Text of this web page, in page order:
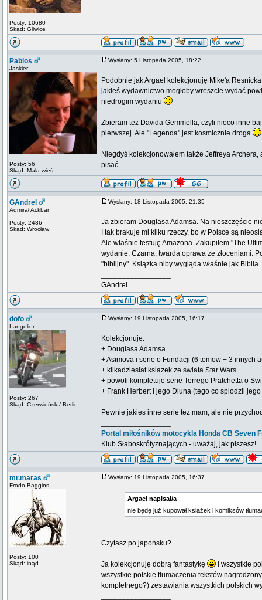
Posty: 10680
Skąd: Gliwice
Pablos
Jaskier
Posty: 56
Skąd: Mała wieś
Wysłany: 5 Listopada 2005, 18:22
Podobnie jak Argael kolekcjonuję Mike'a
jakieś wydawnictwo mogłoby wreszcie wydać
niedrogim wydaniu
Zbieram też Davida Gemmella, czyli nieco inne
pierwszej. Ale "Legenda" jest kosmicznie droga
Niegdyś kolekcjonowałem także Jeffreya
pisać.
GAndrel
Admirał Ackbar
Posty: 2486
Skąd: Wrocław
Wysłany: 18 Listopada 2005, 21:35
Ja zbieram Douglasa Adamsa. Na nieszczęście
I tak brakuje mi kilku rzeczy, bo w Polsce są
Ale właśnie testuję Amazona. Zakupiłem "The
wydanie. Czarna, twarda oprawa ze złoceniami.
"biblijny". Ksiązka niby wygląda właśnie jak
GAndrel
dofo
Langolier
Posty: 267
Skąd: Czerwieńsk / Berlin
Wysłany: 19 Listopada 2005, 16:17
Kolekcjonuje:
+ Douglasa Adamsa
+ Asimova i serie o Fundacji (6 tomow + 3 innych
+ kilkadziesiat ksiazek ze swiata Star Wars
+ powoli kompletuje serie Terrego Pratchetta o
+ Frank Herbert i jego Diuna (tego co splodzil
Pewnie jakies inne serie tez mam, ale nie
Portal miłośników motocykla Honda CB Seven
Klub Słaboskrótyznających - uważaj, jak piszesz!
mr.maras
Frodo Baggins
Posty: 100
Skąd: inąd
Wysłany: 19 Listopada 2005, 16:37
Argael napisał/a
nie będę już kupował książek i komiksów
Czytasz po japońsku?
Ja kolekcjonuję dobrą fantastykę
i wszystkie
wszystkie polskie tłumaczenia tekstów
kompletnego?) zestawiania wszystkich polskich